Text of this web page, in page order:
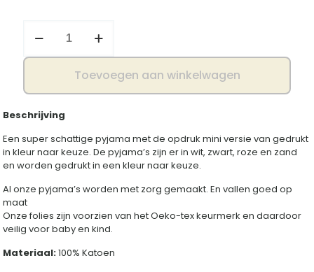
mini
Toevoegen aan winkelwagen
Beschrijving
Een super schattige pyjama met de opdruk mini versie van gedrukt
in kleur naar keuze. De pyjama’s zijn er in wit, zwart, roze en zand
en worden gedrukt in een kleur naar keuze.
Al onze pyjama’s worden met zorg gemaakt. En vallen goed op
maat
Onze folies zijn voorzien van het Oeko-tex keurmerk en daardoor
veilig voor baby en kind.
Materiaal:100% Katoen